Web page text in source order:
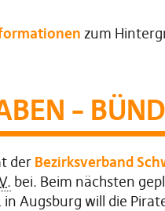
zum
–
der Bezirksverband
bei. Beim nächsten
in Augsburg will die